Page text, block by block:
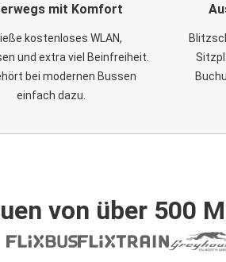
mit Komfort
kostenloses WLAN,
und extra viel Beinfreiheit.
bei modernen Bussen
einfach dazu.
von über 500